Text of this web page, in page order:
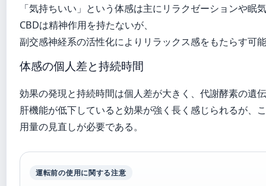
「気持ちいい」という体感は主にリラクゼーションや眠
CBDは精神作用を持たないが、
副交感神経系の活性化によりリラックス感をもたらす可
体感の個人差と持続時間
効果の発現と持続時間は個人差が大きく、代謝酵素の遺
肝機能が低下していると効果が強く長く感じられるが、
用量の見直しが必要である。
運転前の使用に関する注意